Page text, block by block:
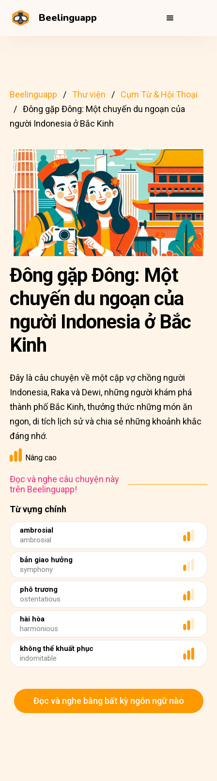
Beelinguapp
Beelinguapp Thư viện
Cụm Từ & Hội Thoại
Đông gặp Đông: Một chuyến du ngoạn của
người Indonesia ở Bắc Kinh
Từ vựng chính
ambrosial
ambrosial
bản giao hưởng
symphony
phô trương
ostentatious
hài hòa
harmonious
không thể khuất phục
indomitable
Đông gặp Đông: Một
chuyến du ngoạn của
người Indonesia ở Bắc
Kinh
Đây là câu chuyện về một cặp vợ chồng người
Indonesia, Raka và Dewi, những người khám phá
thành phố Bắc Kinh, thưởng thức những món ăn
ngon, di tích lịch sử và chia sẻ những khoảnh khắc
đáng nhớ.
Nâng cao
Đọc và nghe câu chuyện này
trên Beelinguapp!
Đọc và nghe bằng bất kỳ ngôn ngữ nào